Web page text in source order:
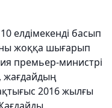
елдімекенді басып
жоққа шығарып
премьер-министрі
2016 жылғы